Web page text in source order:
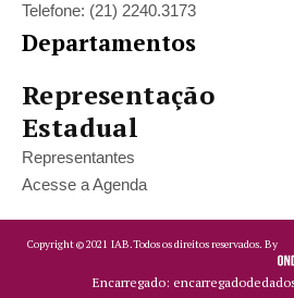
Telefone: (21) 2240.3173
Departamentos
Representação
Estadual
Representantes
Acesse a Agenda
Copyright ©2021 IAB.Todos os direitos reservados. By
Encarregado: